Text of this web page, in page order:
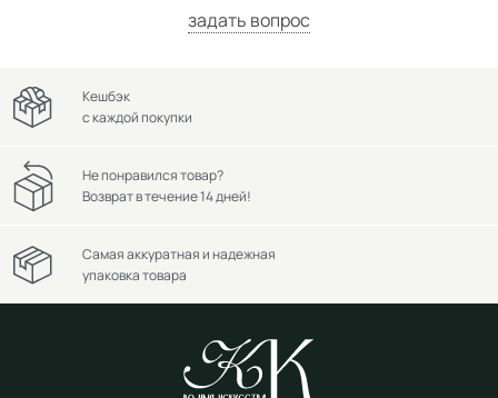
задать вопрос
Кешбэк
с каждой покупки
Не понравился товар?
Возврат в течение 14 дней!
Самая аккуратная и надежная
упаковка товара